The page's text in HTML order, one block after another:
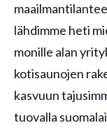
lähdimme heti
monille alan
kotisaunojen
kasvuun
tuovalla